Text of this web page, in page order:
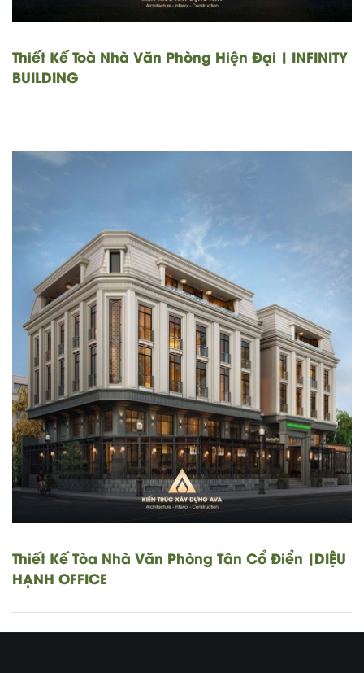
Thiết Kế Toà Nhà Văn Phòng Hiện Đại | INFINITY
BUILDING
Thiết Kế Tòa Nhà Văn Phòng Tân Cổ Điển |DIỆU
HẠNH OFFICE